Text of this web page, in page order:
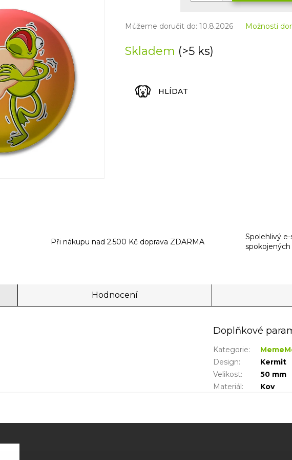
Skladem (>5 ks)
Můžeme doručit do: 10.8.2026 Možnosti
HLÍDAT
Při nákupu nad 2.500 Kč doprava ZDARMA
Spolehlivý
spokojených
Hodnocení
Doplňkové
Kategorie:
Design:
Kermit
Velikost:
50 mm
Materiál: Kov